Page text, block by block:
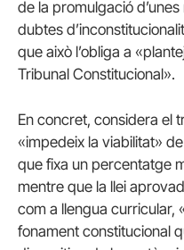
de la promulgació
dubtes
que això l’obliga a
Tribunal Constitucional».
En concret, considera el
«impedeix la viabilitat»
que fixa un percentatge
mentre que la llei
com a llengua curricular,
fonament constitucional